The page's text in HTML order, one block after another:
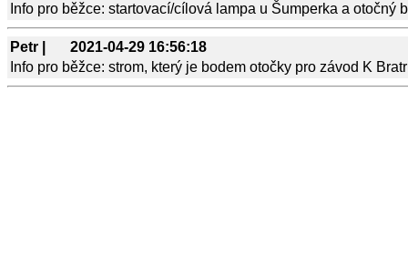
Info pro běžce: startovací/cílová lampa u Šumperka a
Petr |
2021-04-29 16:56:18
Info pro běžce: strom, který je bodem otočky pro závod K